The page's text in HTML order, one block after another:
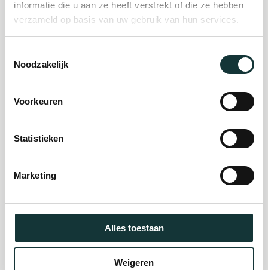
informatie die u aan ze heeft verstrekt of die ze hebben
verzameld op basis van uw gebruik van hun services.
Noodzakelijk
Voorkeuren
Statistieken
Marketing
Alles toestaan
Weigeren
Steun ons
Auditie
De Pieterskerk als
Onderhoud &